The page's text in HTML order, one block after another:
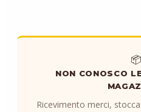
📦
NON CONOSCO
Ricevimento merci,